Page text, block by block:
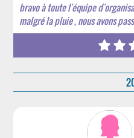
bravo à toute l'équipe
malgré la pluie , nous avons